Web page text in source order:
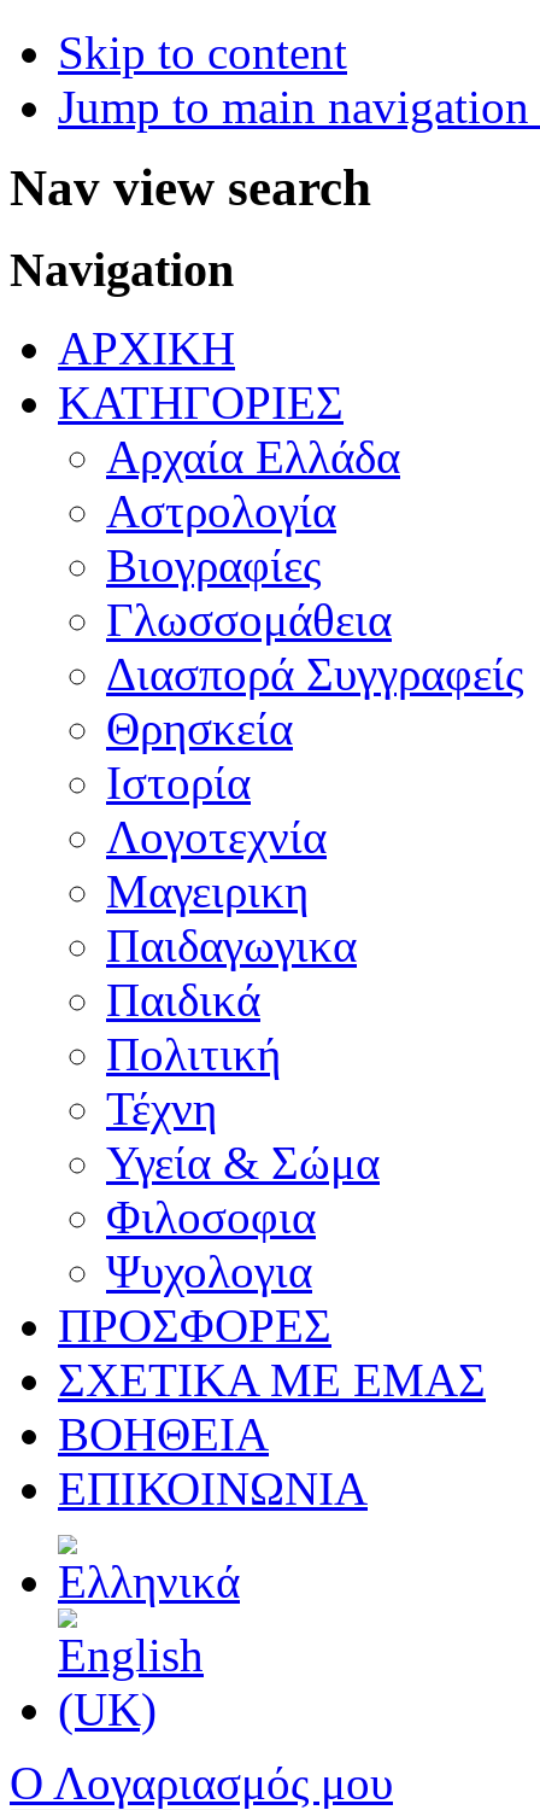
Skip to content
Jump to main
Nav view search
Navigation
ΑΡΧΙΚΗ
ΚΑΤΗΓΟΡΙΕΣ
Αρχαία Ελλάδα
Αστρολογία
Βιογραφίες
Γλωσσομάθεια
Διασπορά Συγγραφείς
Θρησκεία
Ιστορία
Λογοτεχνία
Μαγειρικη
Παιδαγωγικα
Παιδικά
Πολιτική
Τέχνη
Υγεία & Σώμα
Φιλοσοφια
Ψυχολογια
ΠΡΟΣΦΟΡΕΣ
ΣΧΕΤΙΚΑ ΜΕ ΕΜΑΣ
ΒΟΗΘΕΙΑ
ΕΠΙΚΟΙΝΩΝΙΑ
Ο Λογαριασμός μου